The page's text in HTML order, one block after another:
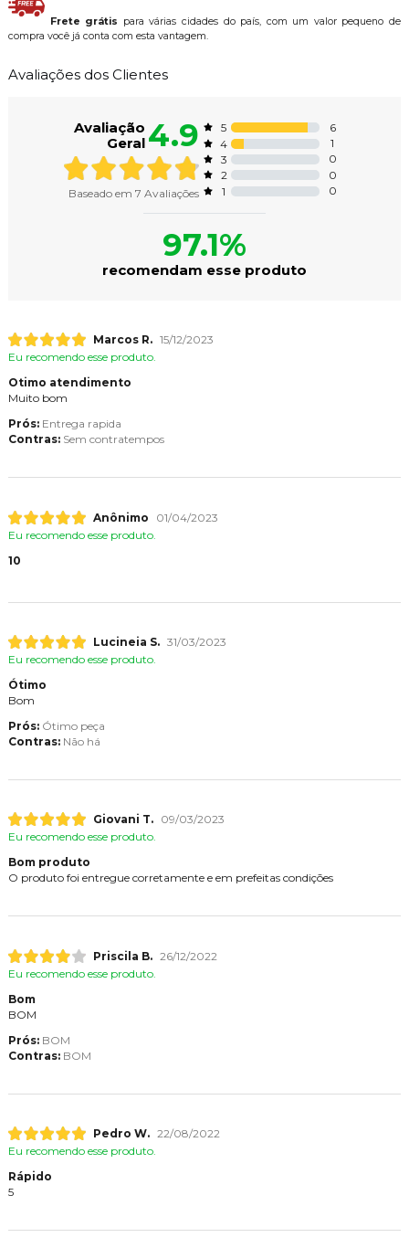
Frete grátis para várias cidades do país, com um valor pequeno de
compra você já conta com esta vantagem.
Avaliações dos Clientes
Avaliação
Geral 4.9
Baseado em 7 Avaliações
5
6
4
1
3
0
2
0
1
0
97.1%
recomendam esse produto
Marcos R. 15/12/2023
Eu recomendo esse produto.
Otimo atendimento
Muito bom
Prós: Entrega rapida
Contras: Sem contratempos
Anônimo
01/04/2023
Eu recomendo esse produto.
10
Lucineia S. 31/03/2023
Eu recomendo esse produto.
Ótimo
Bom
Prós: Ótimo peça
Contras: Não há
Giovani T.
09/03/2023
Eu recomendo esse produto.
Bom produto
O produto foi entregue corretamente e em prefeitas condições
Priscila B. 26/12/2022
Eu recomendo esse produto.
Bom
BOM
Prós: BOM
Contras: BOM
Pedro W. 22/08/2022
Eu recomendo esse produto.
Rápido
5